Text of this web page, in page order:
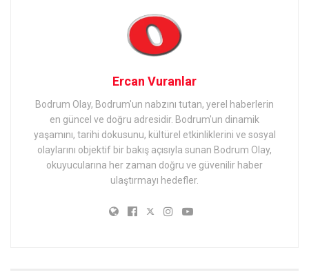
Ercan Vuranlar
Bodrum Olay, Bodrum'un nabzını tutan, yerel haberlerin
en güncel ve doğru adresidir. Bodrum'un dinamik
yaşamını, tarihi dokusunu, kültürel etkinliklerini ve sosyal
olaylarını objektif bir bakış açısıyla sunan Bodrum Olay,
okuyucularına her zaman doğru ve güvenilir haber
ulaştırmayı hedefler.